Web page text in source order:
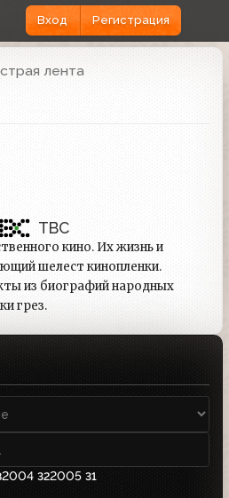
Вход Регистрация
лента
ТВС
кино. Их жизнь и
шелест кинопленки.
из биографий народных
грез.
2004 322005 31